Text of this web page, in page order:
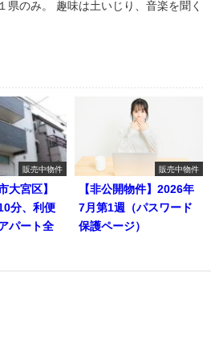
のみ。 趣味は土いじり、音楽を聞く
販売中物件
大宮区】
分、利便
パート全
販売中物件
【非公開物件】2026年
7月第1週（パスワード
保護ページ）